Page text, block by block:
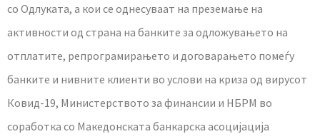
со Одлуката, а кои се однесуваат на преземање на
активности од страна на банките за одложувањето на
отплатите, репрограмирањето и договарањето помеѓу
банките и нивните клиенти во услови на криза од вирусот
Ковид-19, Министерството за финансии и НБРМ во
соработка со Македонската банкарска асоцијација